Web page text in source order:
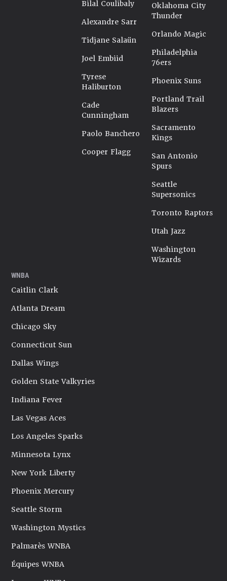
Bilal Coulibaly
Alexandre Sarr
Tidjane Salaün
Joel Embiid
Tyrese
Haliburton
Cade
Cunningham
Paolo Banchero
Cooper Flagg
Oklahoma City
Thunder
Orlando Magic
Philadelphia
76ers
Phoenix Suns
Portland Trail
Blazers
Sacramento
Kings
San Antonio
Spurs
Seattle
Supersonics
Toronto Raptors
Utah Jazz
Washington
Wizards
WNBA
Caitlin Clark
Atlanta Dream
Chicago Sky
Connecticut Sun
Dallas Wings
Golden State Valkyries
Indiana Fever
Las Vegas Aces
Los Angeles Sparks
Minnesota Lynx
New York Liberty
Phoenix Mercury
Seattle Storm
Washington Mystics
Palmarès WNBA
Équipes WNBA